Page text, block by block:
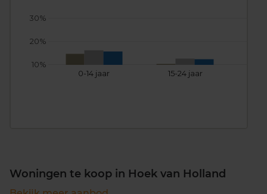
0-14 jaar 15-24 jaar
10%
20%
30%
Woningen te koop in Hoek van Holland